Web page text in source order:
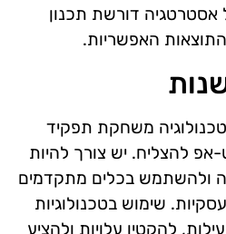
דורשת תכנון
האפשריות.
טכנולוגיה משחקת תפקיד
להצליח. יש צורך להיות
ולהשתמש בכלים מתקדמים
שימוש בטכנולוגיות
להקטין עלויות ולהציע